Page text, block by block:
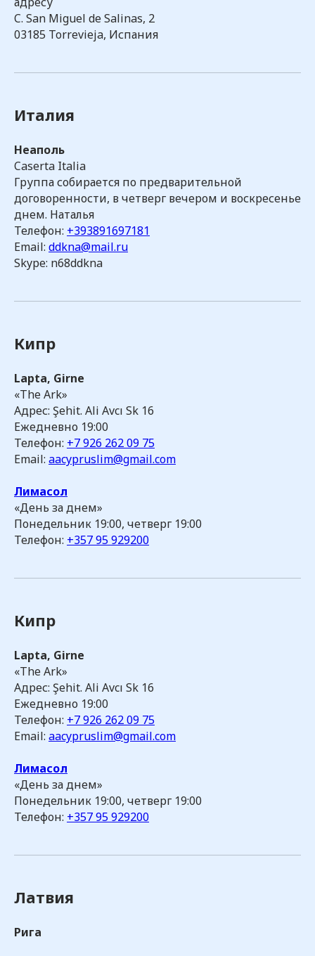
C. San Miguel de Salinas, 2
03185 Torrevieja, Испания
Италия
Неаполь
Caserta Italia
Группа собирается по предварительной
договоренности, в четверг вечером и воскресенье
днем. Наталья
Телефон: +393891697181
Email: ddkna@mail.ru
Skype: n68ddkna
Кипр
Lapta, Girne
«The Ark»
Адрес: Şehit. Ali Avcı Sk 16
Ежедневно 19:00
Телефон: +7 926 262 09 75
Email: aacypruslim@gmail.com
Лимасол
«День за днем»
Понедельник 19:00, четверг 19:00
Телефон: +357 95 929200
Кипр
Lapta, Girne
«The Ark»
Адрес: Şehit. Ali Avcı Sk 16
Ежедневно 19:00
Телефон: +7 926 262 09 75
Email: aacypruslim@gmail.com
Лимасол
«День за днем»
Понедельник 19:00, четверг 19:00
Телефон: +357 95 929200
Латвия
Рига